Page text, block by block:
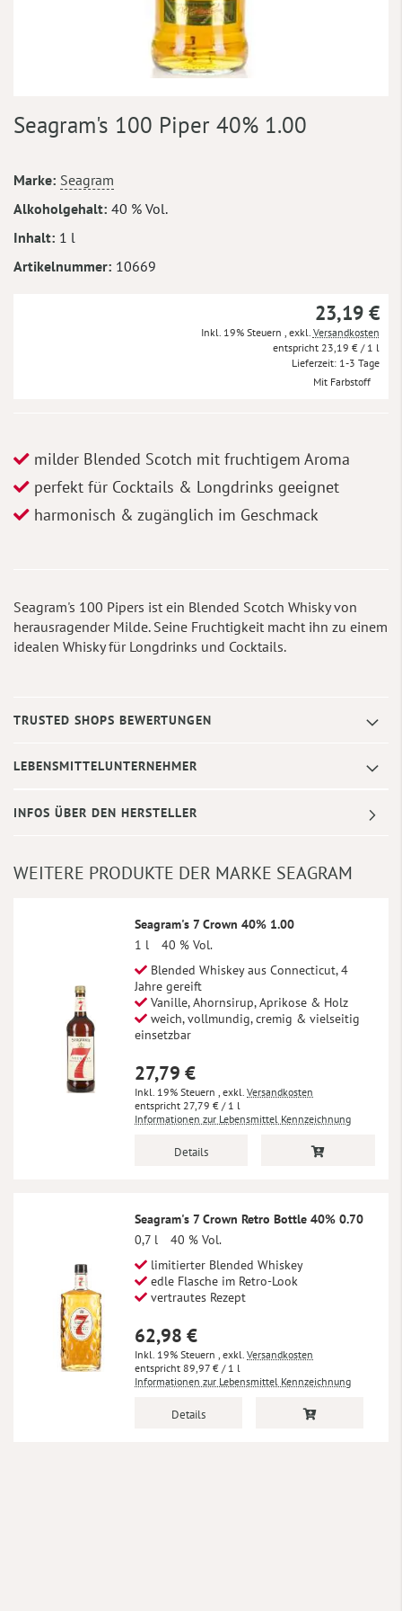
Anfang
springen
Seagram's 100 Piper 40% 1.00
Mehr
Informationen
Marke Seagram
Alkoholgehalt 40 % Vol.
Inhalt 1 l
Artikelnummer 10669
23,19 €
Inkl. 19% Steuern exkl. Versandkosten
23,19 € / 1 l
Lieferzeit 1-3 Tage
Mit Farbstoff
milder Blended Scotch mit fruchtigem Aroma
perfekt für Cocktails & Longdrinks geeignet
harmonisch & zugänglich im Geschmack
Seagram's 100 Pipers ist ein Blended Scotch Whisky von
herausragender Milde. Seine Fruchtigkeit macht ihn zu einem
idealen Whisky für Longdrinks und Cocktails.
TRUSTED SHOPS BEWERTUNGEN
LEBENSMITTELUNTERNEHMER
INFOS ÜBER DEN HERSTELLER
WEITERE PRODUKTE DER MARKE SEAGRAM
Seagram's 7 Crown 40% 1.00
1 l
40 % Vol.
Blended Whiskey aus Connecticut, 4
Jahre gereift
Vanille, Ahornsirup, Aprikose & Holz
weich, vollmundig, cremig & vielseitig
einsetzbar
27,79 €
Inkl. 19% Steuern , exkl. Versandkosten
27,79 € / 1 l
Informationen zur Lebensmittel Kennzeichnung
Details
Seagram's 7 Crown Retro Bottle 40% 0.70
0,7 l
40 % Vol.
limitierter Blended Whiskey
edle Flasche im Retro-Look
vertrautes Rezept
62,98 €
Inkl. 19% Steuern , exkl. Versandkosten
89,97 € / 1 l
Informationen zur Lebensmittel Kennzeichnung
Details